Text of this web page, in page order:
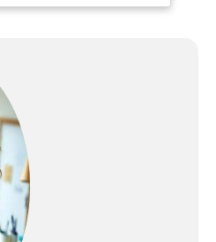
système antirouille, elle
Tritech Pompe de filtration
à sable incluse de 3 028
L/h